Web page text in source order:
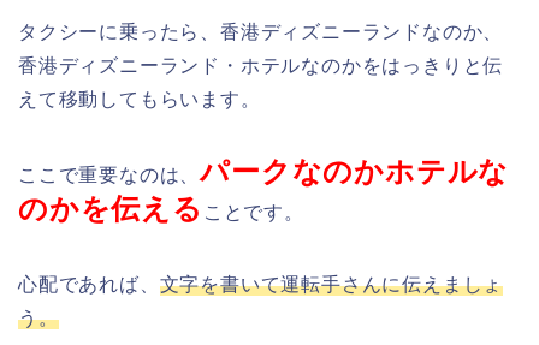
タクシーに乗ったら、香港ディズニーランドなのか、
香港ディズニーランド・ホテルなのかをはっきりと伝
えて移動してもらいます。
ここで重要なのは、パークなのかホテルな
のかを伝える ことです。
心配であれば、 文字を書いて運転手さんに伝えましょ
う。